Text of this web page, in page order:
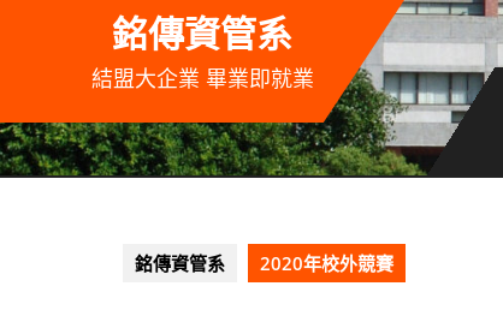
銘傳資管系
結盟大企業 畢業即就業
銘傳資管系 2020年校外競賽